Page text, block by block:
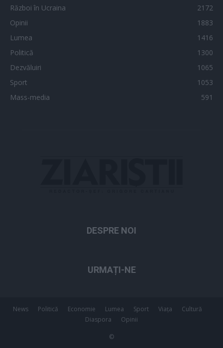
Război în Ucraina
2172
Opinii
1883
Lumea
1416
Politică
1300
Dezvăluiri
1065
Sport
1053
Mass-media
591
DESPRE NOI
URMAȚI-NE
News Politică Economie Lumea Sport Viața
Cultură
Diaspora
Opinii
©